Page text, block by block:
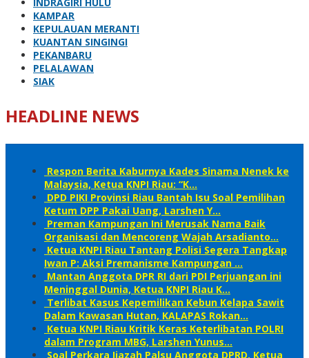
KAMPAR
KEPULAUAN MERANTI
KUANTAN SINGINGI
PEKANBARU
PELALAWAN
SIAK
HEADLINE NEWS
Respon Berita Kaburnya Kades Sinama Nenek ke
Malaysia, Ketua KNPI Riau: “K…
DPD PIKI Provinsi Riau Bantah Isu Soal Pemilihan
Ketum DPP Pakai Uang, Larshen Y…
Preman Kampungan Ini Merusak Nama Baik
Organisasi dan Mencoreng Wajah Arsadianto…
Ketua KNPI Riau Tantang Polisi Segera Tangkap
Iwan P: Aksi Premanisme Kampungan …
Mantan Anggota DPR RI dari PDI Perjuangan ini
Meninggal Dunia, Ketua KNPI Riau K…
Terlibat Kasus Kepemilikan Kebun Kelapa Sawit
Dalam Kawasan Hutan, KALAPAS Rokan…
Ketua KNPI Riau Kritik Keras Keterlibatan POLRI
dalam Program MBG, Larshen Yunus…
Soal Perkara Ijazah Palsu Anggota DPRD, Ketua